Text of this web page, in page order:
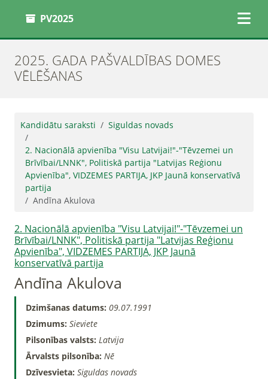
PV2025
2025. GADA PAŠVALDĪBAS DOMES
VĒLĒŠANAS
Kandidātu saraksti Siguldas novads
2. Nacionālā apvienība "Visu Latvijai!"-"Tēvzemei un
Brīvībai/LNNK", Politiskā partija "Latvijas Reģionu
Apvienība", VIDZEMES PARTIJA, JKP Jaunā konservatīvā
partija
Andīna Akulova
2. Nacionālā apvienība "Visu Latvijai!"-"Tēvzemei un
Brīvībai/LNNK", Politiskā partija "Latvijas Reģionu
Apvienība", VIDZEMES PARTIJA, JKP Jaunā
konservatīvā partija
Andīna Akulova
Dzimšanas datums: 09.07.1991
Dzimums: Sieviete
Pilsonības valsts: Latvija
Ārvalsts pilsonība: Nē
Dzīvesvieta: Siguldas novads